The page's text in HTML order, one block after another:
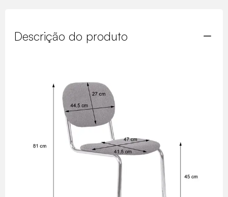
Descrição do produto